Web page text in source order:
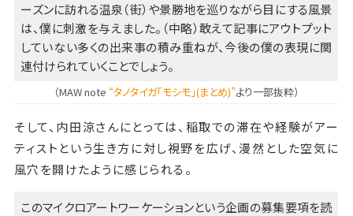
ーズンに訪れる温泉（街）や景勝地を巡りながら目にする風景
は、僕に刺激を与えました。（中略）敢えて記事にアウトプット
していない多くの出来事の積み重ねが、今後の僕の表現に関
連付けられていくことでしょう。
（MAW note “タノタイガ「モシモ」(まとめ)”より一部抜粋）
そして、内田涼さんにとっては、稲取での滞在や経験がアー
ティストという生き方に対し視野を広げ、漫然とした空気に
風穴を開けたように感じられる。
このマイクロアートワーケーションという企画の募集要項を読